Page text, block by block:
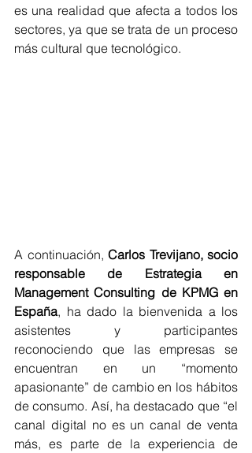
es una realidad que afecta a todos los
sectores, ya que se trata de un proceso
más cultural que tecnológico.
A continuación, Carlos Trevijano, socio
responsable de Estrategia en
Management Consulting de KPMG en
España, ha dado la bienvenida a los
asistentes y participantes
reconociendo que las empresas se
encuentran en un “momento
apasionante” de cambio en los hábitos
de consumo. Así, ha destacado que “el
canal digital no es un canal de venta
más, es parte de la experiencia de